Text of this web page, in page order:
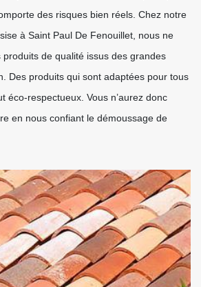
des risques bien réels. Chez notre
à Saint Paul De Fenouillet, nous ne
de qualité issus des grandes
Des produits qui sont adaptées pour tous
éco-respectueux. Vous n’aurez donc
en nous confiant le démoussage de